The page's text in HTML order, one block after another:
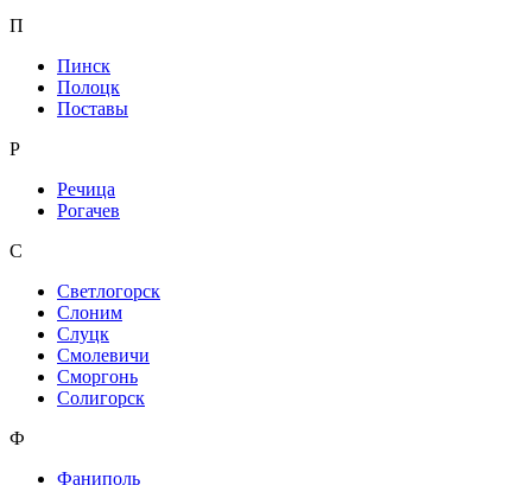
П
Пинск
Полоцк
Поставы
Р
Речица
Рогачев
С
Светлогорск
Слоним
Слуцк
Смолевичи
Сморгонь
Солигорск
Ф
Фаниполь